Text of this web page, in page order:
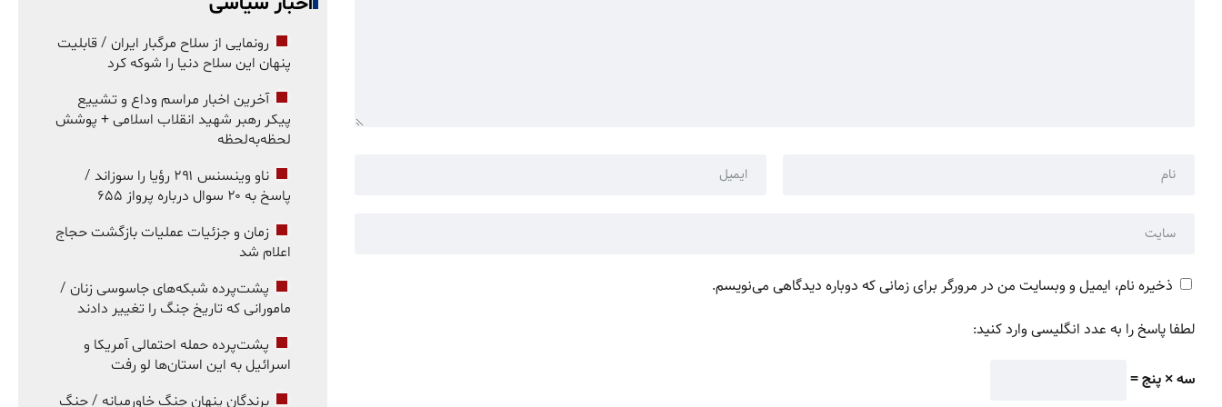
ذخیره نام، ایمیل و وبسایت من در مرورگر برای زمانی که دوباره دیدگاهی می‌نویسم.
لطفا پاسخ را به عدد انگلیسی وارد کنید:
سه × پنج =
رونمایی از سلاح مرگبار ایران / قابلیت
پنهان این سلاح دنیا را شوکه کرد
آخرین اخبار مراسم وداع و تشییع
پیکر رهبر شهید انقلاب اسلامی + پوشش
لحظه‌به‌لحظه
ناو وینسنس ۲۹۱ رؤیا را سوزاند /
پاسخ به ۲۰ سوال درباره پرواز ۶۵۵
زمان و جزئیات عملیات بازگشت حجاج
اعلام شد
پشت‌پرده شبکه‌های جاسوسی زنان /
مامورانی که تاریخ جنگ را تغییر دادند
پشت‌پرده حمله احتمالی آمریکا و
اسرائیل به این استان‌ها لو رفت
برندگان پنهان جنگ خاورمیانه / جنگ